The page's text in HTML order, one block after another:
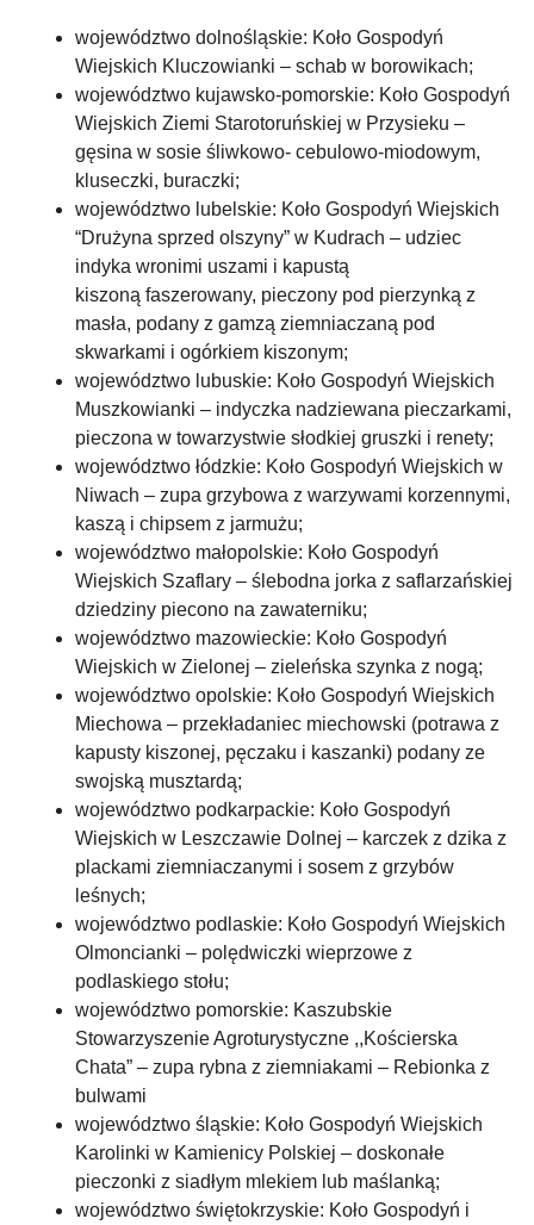
województwo dolnośląskie: Koło Gospodyń
Wiejskich Kluczowianki – schab w borowikach;
województwo kujawsko-pomorskie: Koło Gospodyń
Wiejskich Ziemi Starotoruńskiej w Przysieku –
gęsina w sosie śliwkowo- cebulowo-miodowym,
kluseczki, buraczki;
województwo lubelskie: Koło Gospodyń Wiejskich
“Drużyna sprzed olszyny” w Kudrach – udziec
indyka wronimi uszami i kapustą
kiszoną faszerowany, pieczony pod pierzynką z
masła, podany z gamzą ziemniaczaną pod
skwarkami i ogórkiem kiszonym;
województwo lubuskie: Koło Gospodyń Wiejskich
Muszkowianki – indyczka nadziewana pieczarkami,
pieczona w towarzystwie słodkiej gruszki i renety;
województwo łódzkie: Koło Gospodyń Wiejskich w
Niwach – zupa grzybowa z warzywami korzennymi,
kaszą i chipsem z jarmużu;
województwo małopolskie: Koło Gospodyń
Wiejskich Szaflary – ślebodna jorka z saflarzańskiej
dziedziny piecono na zawaterniku;
województwo mazowieckie: Koło Gospodyń
Wiejskich w Zielonej – zieleńska szynka z nogą;
województwo opolskie: Koło Gospodyń Wiejskich
Miechowa – przekładaniec miechowski (potrawa z
kapusty kiszonej, pęczaku i kaszanki) podany ze
swojską musztardą;
województwo podkarpackie: Koło Gospodyń
Wiejskich w Leszczawie Dolnej – karczek z dzika z
plackami ziemniaczanymi i sosem z grzybów
leśnych;
województwo podlaskie: Koło Gospodyń Wiejskich
Olmoncianki – polędwiczki wieprzowe z
podlaskiego stołu;
województwo pomorskie: Kaszubskie
Stowarzyszenie Agroturystyczne ,,Kościerska
Chata” – zupa rybna z ziemniakami – Rebionka z
bulwami
województwo śląskie: Koło Gospodyń Wiejskich
Karolinki w Kamienicy Polskiej – doskonałe
pieczonki z siadłym mlekiem lub maślanką;
województwo świętokrzyskie: Koło Gospodyń i